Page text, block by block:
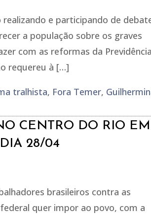
e participando de
a população sobre os graves
com as reformas da
requereu à […]
tralhista, Fora Temer,
CENTRO DO RIO EM
28/04
brasileiros contra as
quer impor ao povo, com a